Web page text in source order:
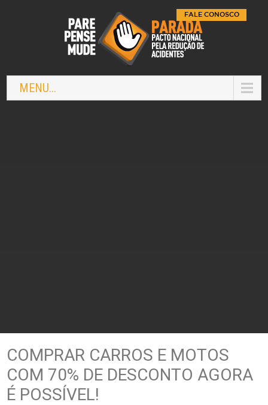
MENU...
FALE CONOSCO
COMPRAR CARROS E MOTOS
COM 70% DE DESCONTO AGORA
É POSSÍVEL!